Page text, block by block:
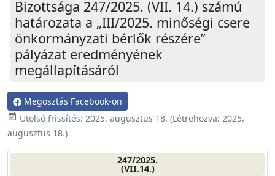
Bizottsága 247/2025. (VII. 14.) számú
határozata a „III/2025. minőségi csere
önkormányzati bérlők részére”
pályázat eredményének
megállapításáról
Megosztás Facebook-on
event_available Utolsó frissítés: 2025. augusztus 18. (Létrehozva: 2025.
augusztus 18.)
247/2025.
(VII.14.)